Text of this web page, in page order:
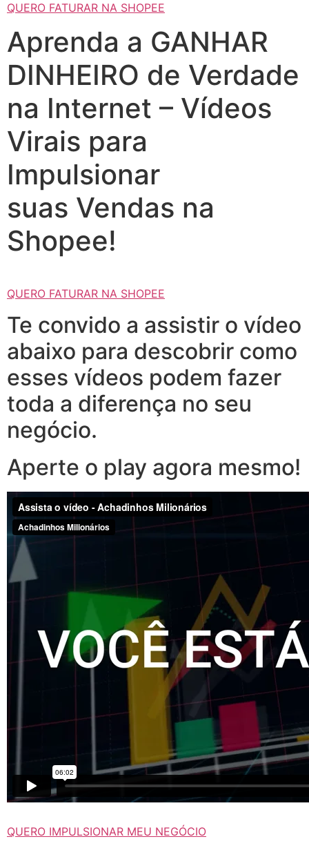
QUERO FATURAR NA SHOPEE
Aprenda a GANHAR
DINHEIRO de Verdade
na Internet – Vídeos
Virais para
Impulsionar
suas Vendas na
Shopee!
QUERO FATURAR NA SHOPEE
Te convido a assistir o vídeo
abaixo para descobrir como
esses vídeos podem fazer
toda a diferença no seu
negócio.
Aperte o play agora mesmo!
QUERO IMPULSIONAR MEU NEGÓCIO